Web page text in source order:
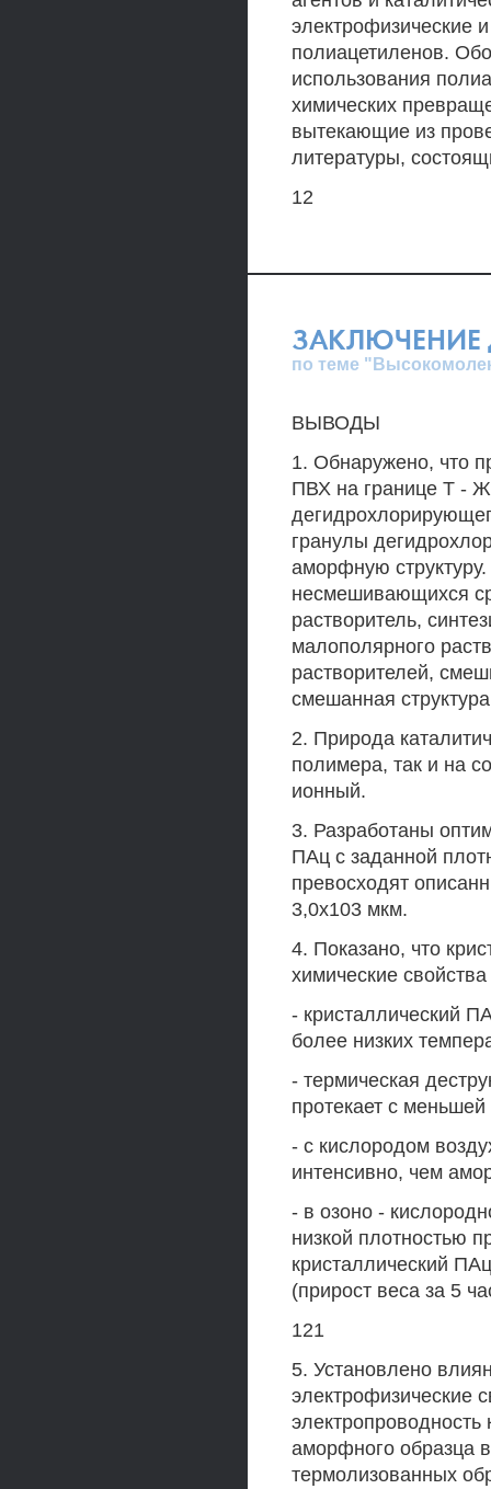
электрофизические
полиацетиленов.
использования
химических
вытекающие из
литературы,
12
ЗАКЛЮЧЕНИЕ
по теме
ВЫВОДЫ
1. Обнаружено, что
ПВХ на границе Т -
гранулы
аморфную
несмешивающихся
растворитель,
малополярного
растворителей,
смешанная
2. Природа
полимера, так и на
ионный.
3. Разработаны
ПАц с заданной
превосходят
3,0x103 мкм.
4. Показано, что
химические
- кристаллический
более низких
- термическая
протекает с
- с кислородом
интенсивно, чем
- в озоно -
низкой плотностью
кристаллический
(прирост веса за 5
121
5. Установлено
электрофизические
аморфного образца
термолизованных